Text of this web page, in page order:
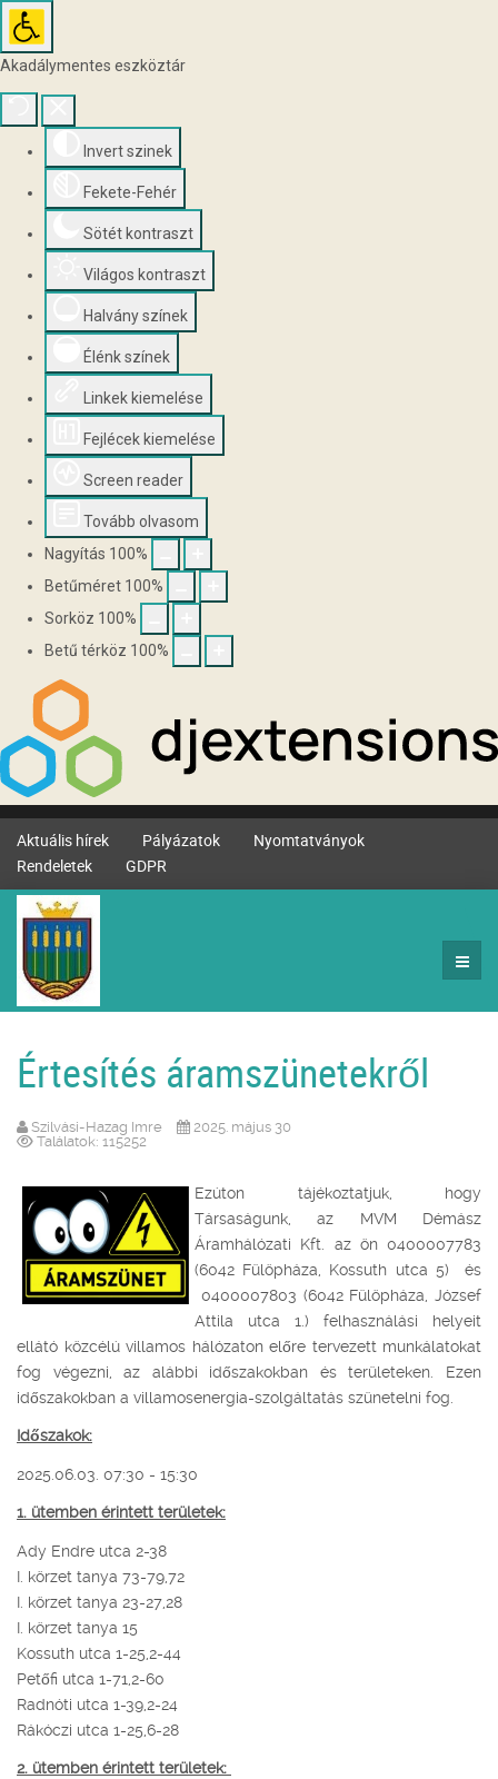
Akadálymentes eszköztár
Invert szinek
Fekete-Fehér
Sötét kontraszt
Világos kontraszt
Halvány színek
Élénk színek
Linkek kiemelése
Fejlécek kiemelése
Screen reader
Tovább olvasom
Nagyítás 100%
Betűméret 100%
Sorköz 100%
Betű térköz 100%
Aktuális hírek Pályázatok
Nyomtatványok
Rendeletek
GDPR
Értesítés áramszünetekről
Szilvási-Hazag Imre
2025. május 30
Találatok: 115252
Ezúton tájékoztatjuk, hogy
Társaságunk, az MVM Démász
Áramhálózati Kft. az ön 0400007783
(6042 Fülöpháza, Kossuth utca 5) és
0400007803 (6042 Fülöpháza, József
Attila utca 1.) felhasználási helyeit
ellátó közcélú villamos hálózaton előre tervezett munkálatokat
fog végezni, az alábbi időszakokban és területeken. Ezen
időszakokban a villamosenergia-szolgáltatás szünetelni fog.
Időszakok:
2025.06.03. 07:30 - 15:30
1. ütemben érintett területek:
Ady Endre utca 2-38
I. körzet tanya 73-79,72
I. körzet tanya 23-27,28
I. körzet tanya 15
Kossuth utca 1-25,2-44
Petőfi utca 1-71,2-60
Radnóti utca 1-39,2-24
Rákóczi utca 1-25,6-28
2. ütemben érintett területek: